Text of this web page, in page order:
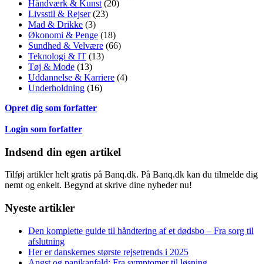
Håndværk & Kunst (20)
Livsstil & Rejser(23)
Mad & Drikke (3)
Økonomi & Penge (18)
Sundhed & Velvære (66)
Teknologi & IT (13)
Tøj & Mode (13)
Uddannelse & Karriere (4)
Underholdning (16)
Opret dig som forfatter
Login som forfatter
Indsend din egen artikel
Tilføj artikler helt gratis på Banq.dk. På Banq.dk kan du tilmelde dig
nemt og enkelt. Begynd at skrive dine nyheder nu!
Nyeste artikler
Den komplette guide til håndtering af et dødsbo – Fra sorg til
afslutning
Her er danskernes største rejsetrends i 2025